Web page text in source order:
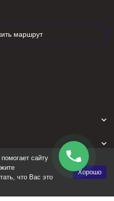
маршрут
сайту
что Вас это
Хорошо